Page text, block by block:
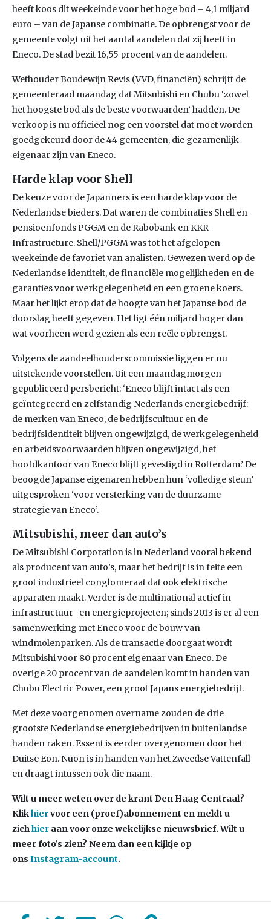
heeft koos dit weekeinde voor het hoge bod – 4,1 miljard
euro – van de Japanse combinatie. De opbrengst voor de
gemeente volgt uit het aantal aandelen dat zij heeft in
Eneco. De stad bezit 16,55 procent van de aandelen.
Wethouder Boudewijn Revis (VVD, financiën) schrijft de
gemeenteraad maandag dat Mitsubishi en Chubu ‘zowel
het hoogste bod als de beste voorwaarden’ hadden. De
verkoop is nu officieel nog een voorstel dat moet worden
goedgekeurd door de 44 gemeenten, die gezamenlijk
eigenaar zijn van Eneco.
Harde klap voor Shell
De keuze voor de Japanners is een harde klap voor de
Nederlandse bieders. Dat waren de combinaties Shell en
pensioenfonds PGGM en de Rabobank en KKR
Infrastructure. Shell/PGGM was tot het afgelopen
weekeinde de favoriet van analisten. Gewezen werd op de
Nederlandse identiteit, de financiële mogelijkheden en de
garanties voor werkgelegenheid en een groene koers.
Maar het lijkt erop dat de hoogte van het Japanse bod de
doorslag heeft gegeven. Het ligt één miljard hoger dan
wat voorheen werd gezien als een reële opbrengst.
Volgens de aandeelhouderscommissie liggen er nu
uitstekende voorstellen. Uit een maandagmorgen
gepubliceerd persbericht: ‘Eneco blijft intact als een
geïntegreerd en zelfstandig Nederlands energiebedrijf:
de merken van Eneco, de bedrijfscultuur en de
bedrijfsidentiteit blijven ongewijzigd, de werkgelegenheid
en arbeidsvoorwaarden blijven ongewijzigd, het
hoofdkantoor van Eneco blijft gevestigd in Rotterdam.’ De
beoogde Japanse eigenaren hebben hun ‘volledige steun’
uitgesproken ‘voor versterking van de duurzame
strategie van Eneco’.
Mitsubishi, meer dan auto’s
De Mitsubishi Corporation is in Nederland vooral bekend
als producent van auto’s, maar het bedrijf is in feite een
groot industrieel conglomeraat dat ook elektrische
apparaten maakt. Verder is de multinational actief in
infrastructuur- en energieprojecten; sinds 2013 is er al een
samenwerking met Eneco voor de bouw van
windmolenparken. Als de transactie doorgaat wordt
Mitsubishi voor 80 procent eigenaar van Eneco. De
overige 20 procent van de aandelen komt in handen van
Chubu Electric Power, een groot Japans energiebedrijf.
Met deze voorgenomen overname zouden de drie
grootste Nederlandse energiebedrijven in buitenlandse
handen raken. Essent is eerder overgenomen door het
Duitse Eon. Nuon is in handen van het Zweedse Vattenfall
en draagt intussen ook die naam.
Wilt u meer weten over de krant Den Haag Centraal?
Klikhiervoor een (proef)abonnement en meldt u
zichhier aan voor onze wekelijkse nieuwsbrief. Wilt u
meer foto’s zien? Neem dan een kijkje op
ons Instagram-account.